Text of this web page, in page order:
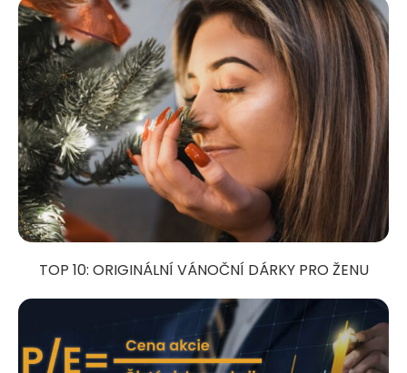
TOP 10: ORIGINÁLNÍ VÁNOČNÍ DÁRKY PRO ŽENU